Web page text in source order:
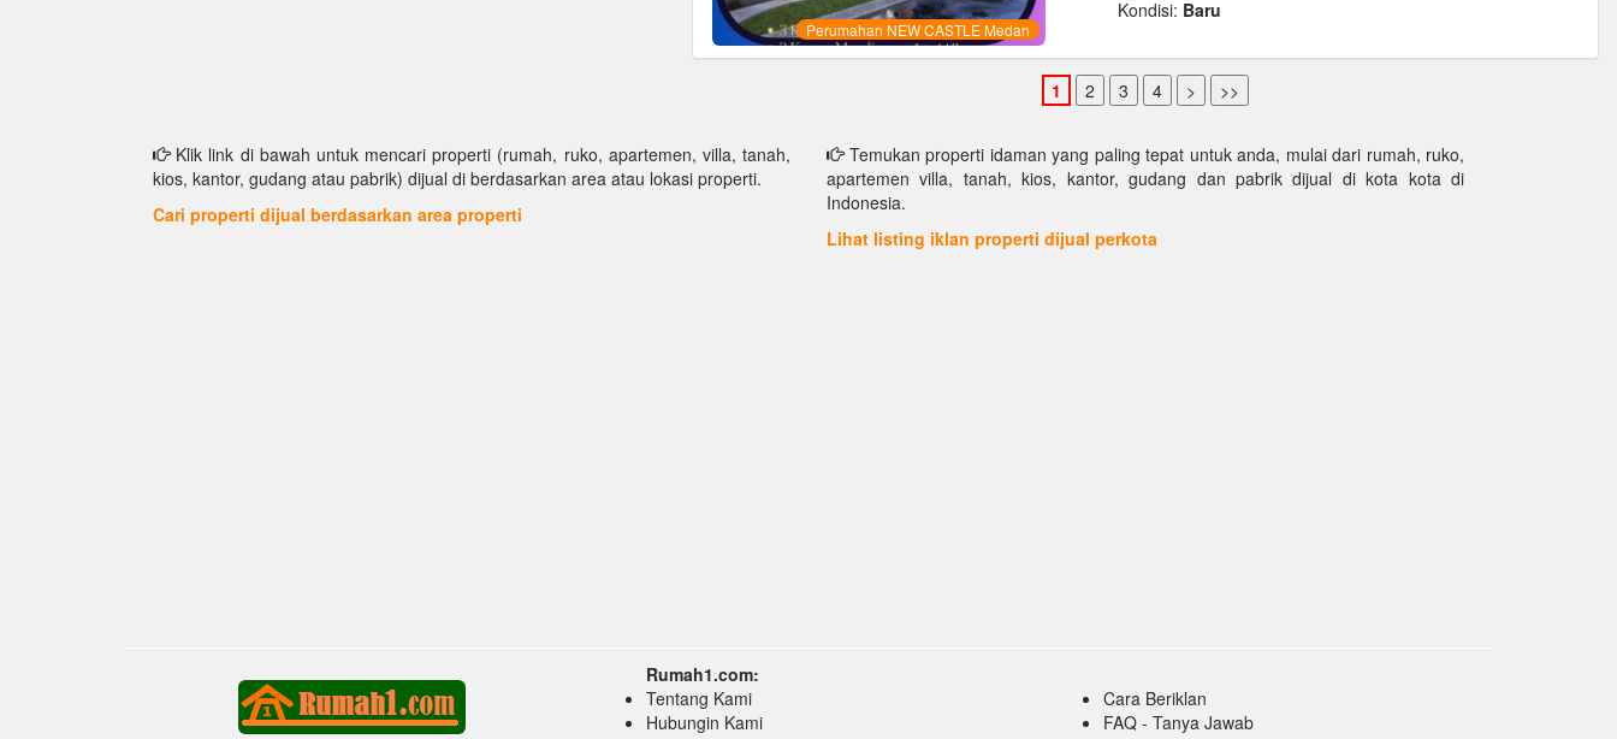
Perumahan NEW CASTLE Medan
Kondisi: Baru
Klik link di bawah untuk mencari properti (rumah, ruko, apartemen, villa, tanah,
kios, kantor, gudang atau pabrik) dijual di berdasarkan area atau lokasi properti.
Cari properti dijual berdasarkan area properti
Temukan properti idaman yang paling tepat untuk anda, mulai dari rumah, ruko,
apartemen villa, tanah, kios, kantor, gudang dan pabrik dijual di kota kota di
Indonesia.
Lihat listing iklan properti dijual perkota
Rumah1.com:
Tentang Kami
Hubungin Kami
Cara Beriklan
FAQ - Tanya Jawab